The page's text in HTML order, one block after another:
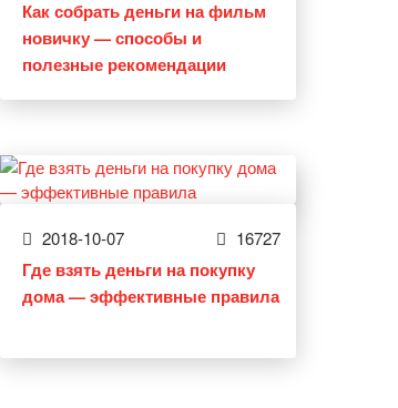
Как собрать деньги на фильм
новичку — способы и
полезные рекомендации
2018-10-07 16727
Где взять деньги на покупку
дома — эффективные правила